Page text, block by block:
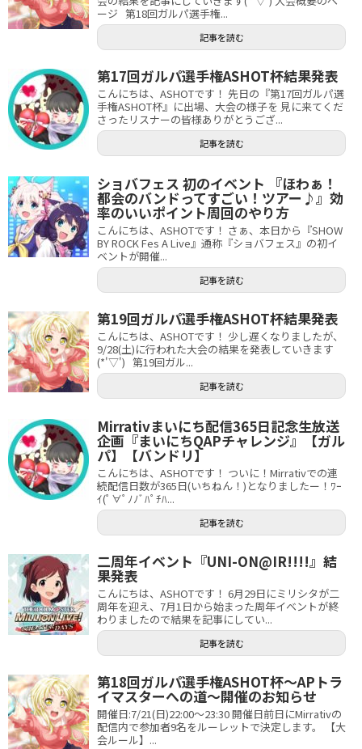
ージ 第18回ガルパ選手権...
記事を読む
第17回ガルパ選手権ASHOT杯結果発表
こんにちは、ASHOTです！ 先日の『第17回ガルパ選
手権ASHOT杯』に出場、大会の様子を 見に来てくだ
さったリスナーの皆様ありがとうござ...
記事を読む
ショバフェス 初のイベント 『ほわぁ！
都会のバンドってすごい！ツアー♪』効
率のいいポイント周回のやり方
こんにちは、ASHOTです！ さぁ、本日から『SHOW
BY ROCK Fes A Live』通称『ショバフェス』の初イ
ベントが開催...
記事を読む
第19回ガルパ選手権ASHOT杯結果発表
こんにちは、ASHOTです！ 少し遅くなりましたが、
9/28(土)に行われた大会の結果を発表していきます
(*'▽') 第19回ガル...
記事を読む
Mirrativまいにち配信365日記念生放送
企画『まいにちQAPチャレンジ』【ガル
パ】【バンドリ】
こんにちは、ASHOTです！ ついに！Mirrativでの連
続配信日数が365日(いちねん！)となりましたー！ﾜｰ
ｲ(ﾟ∀ﾟﾉﾉﾞﾊﾟﾁﾊ...
記事を読む
二周年イベント『UNI-ON@IR!!!!』結
果発表
こんにちは、ASHOTです！ 6月29日にミリシタが二
周年を迎え、7月1日から始まった周年イベントが終
わりましたので結果を記事にしてい...
記事を読む
第18回ガルパ選手権ASHOT杯～APトラ
イマスターへの道～開催のお知らせ
開催日:7/21(日)22:00～23:30 開催日前日にMirrativの
配信内で参加者9名をルーレットで決定します。 【大
会ルール】...